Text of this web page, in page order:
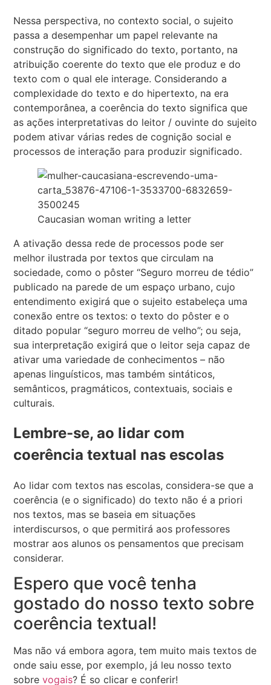
Nessa perspectiva, no contexto social, o sujeito
passa a desempenhar um papel relevante na
construção do significado do texto, portanto, na
atribuição coerente do texto que ele produz e do
texto com o qual ele interage. Considerando a
complexidade do texto e do hipertexto, na era
contemporânea, a coerência do texto significa que
as ações interpretativas do leitor / ouvinte do sujeito
podem ativar várias redes de cognição social e
processos de interação para produzir significado.
Caucasian woman writing a letter
A ativação dessa rede de processos pode ser
melhor ilustrada por textos que circulam na
sociedade, como o pôster “Seguro morreu de tédio”
publicado na parede de um espaço urbano, cujo
entendimento exigirá que o sujeito estabeleça uma
conexão entre os textos: o texto do pôster e o
ditado popular “seguro morreu de velho”; ou seja,
sua interpretação exigirá que o leitor seja capaz de
ativar uma variedade de conhecimentos – não
apenas linguísticos, mas também sintáticos,
semânticos, pragmáticos, contextuais, sociais e
culturais.
Lembre-se, ao lidar com
coerência textual nas escolas
Ao lidar com textos nas escolas, considera-se que a
coerência (e o significado) do texto não é a priori
nos textos, mas se baseia em situações
interdiscursos, o que permitirá aos professores
mostrar aos alunos os pensamentos que precisam
considerar.
Espero que você tenha
gostado do nosso texto sobre
coerência textual!
Mas não vá embora agora, tem muito mais textos de
onde saiu esse, por exemplo, já leu nosso texto
sobrevogais? É so clicar e conferir!